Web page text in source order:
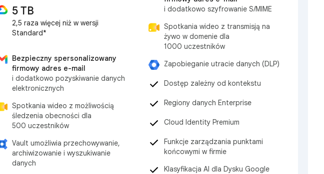
5 TB
2,5 raza więcej niż w wersji
Standard*
Bezpieczny spersonalizowany
firmowy adres e-mail
i dodatkowo pozyskiwanie danych
elektronicznych
Spotkania wideo z możliwością
śledzenia obecności dla
500 uczestników
Vault umożliwia przechowywanie,
archiwizowanie i wyszukiwanie
danych
i dodatkowo szyfrowanie S/MIME
Spotkania wideo z transmisją na
żywo w domenie dla
1000 uczestników
Zapobieganie utracie danych (DLP)
Dostęp zależny od kontekstu
Regiony danych Enterprise
Cloud Identity Premium
Funkcje zarządzania punktami
końcowymi w firmie
Klasyfikacja AI dla Dysku Google